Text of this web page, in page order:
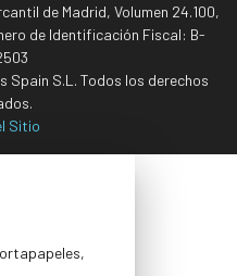
de Madrid, Volumen 24.100,
de Identificación Fiscal: B-
Spain S.L. Todos los derechos
Sitio